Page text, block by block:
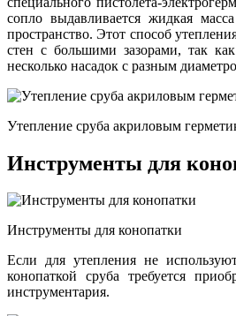
сопло выдавливается жидкая
пространство. Этот способ
стен с большими зазорами, так
несколько насадок с разным
Утепление сруба акриловым
Инструменты для
Инструменты для конопатки
Если для утепления не
конопаткой сруба требуется
инструментария.